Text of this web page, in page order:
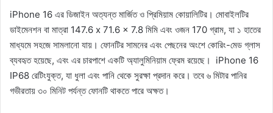
iPhone 16 এর ডিজাইন অত্যন্ত মার্জিত ও প্রিমিয়াম কোয়ালিটির। মোবাইলটির
ডাইমেনশন বা মাত্রা 147.6 x 71.6 x 7.8 মিমি এবং ওজন 170 গ্রাম, যা ১ হাতের
মাধ্যমে সহজে সামলানো যায়। ফোনটির সামনের এবং পেছনের অংশে কোরিং-মেড গ্লাস
ব্যবহৃত হয়েছে, এবং এর চারপাশে একটি অ্যালুমিনিয়াম ফ্রেম রয়েছে। iPhone 16
IP68 রেটিংযুক্ত, যা ধুলা এবং পানি থেকে সুরক্ষা প্রদান করে। তবে ৬ মিটার পানির
গভীরতায় ৩০ মিনিট পর্যন্ত ফোনটি থাকতে পারে অক্ষত।